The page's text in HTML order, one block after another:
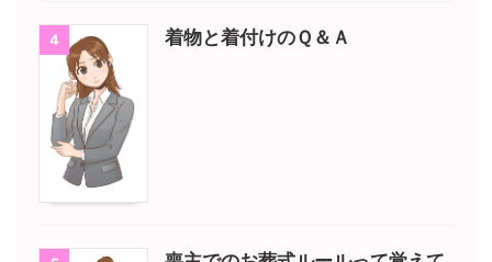
4 着物と着付けのＱ＆Ａ